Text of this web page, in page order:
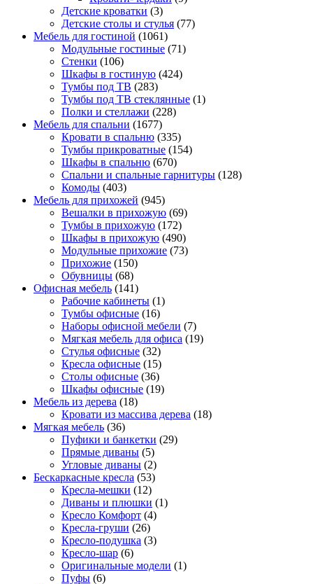
Детские кроватки (3)
Детские столы и стулья (77)
Мебель для гостиной (1061)
Модульные гостиные (71)
Стенки (106)
Шкафы в гостиную (424)
Тумбы под ТВ (283)
Тумбы под ТВ стеклянные (1)
Полки и стеллажи (228)
Мебель для спальни (1677)
Кровати в спальню (335)
Тумбы прикроватные (154)
Шкафы в спальню (670)
Спальни и спальные гарнитуры (128)
Комоды (403)
Мебель для прихожей (945)
Вешалки в прихожую (69)
Тумбы в прихожую (172)
Шкафы в прихожую (490)
Модульные прихожие (73)
Прихожие (150)
Обувницы (68)
Офисная мебель (141)
Рабочие кабинеты (1)
Тумбы офисные (16)
Наборы офисной мебели (7)
Мягкая мебель для офиса (19)
Стулья офисные (32)
Кресла офисные (15)
Столы офисные (36)
Шкафы офисные (19)
Мебель из дерева (18)
Кровати из массива дерева (18)
Мягкая мебель (36)
Пуфики и банкетки (29)
Прямые диваны (5)
Угловые диваны (2)
Бескаркасные кресла (53)
Кресла-мешки (12)
Диваны и плюшки (1)
Кресло Комфорт (4)
Кресла-груши (26)
Кресло-подушка (3)
Кресло-шар (6)
Оригинальные модели (1)
Пуфы (6)